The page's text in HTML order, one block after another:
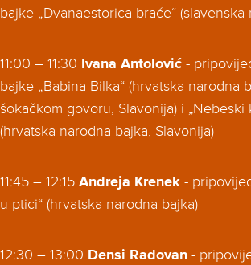
bajke „Dvanaestorica braće“ (slavenska
11:00 – 11:30 Ivana Antolović -
bajke „Babina Bilka“ (hrvatska narodna
šokačkom govoru, Slavonija) i „Nebeski
(hrvatska narodna bajka, Slavonija)
11:45 – 12:15 Andreja Krenek -
u ptici“ (hrvatska narodna bajka)
12:30 – 13:00 Densi Radovan -